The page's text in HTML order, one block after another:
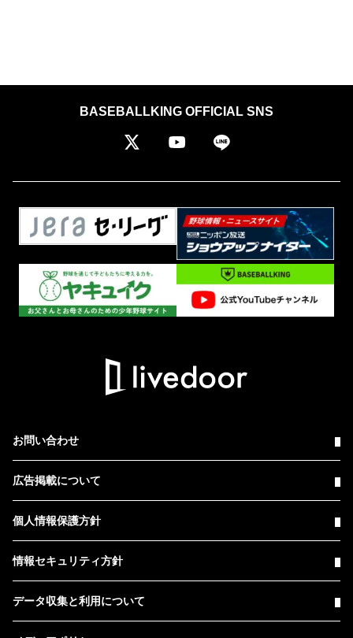
BASEBALLKING OFFICIAL SNS
お問い合わせ
広告掲載について
個人情報保護方針
情報セキュリティ方針
データ収集と利用について